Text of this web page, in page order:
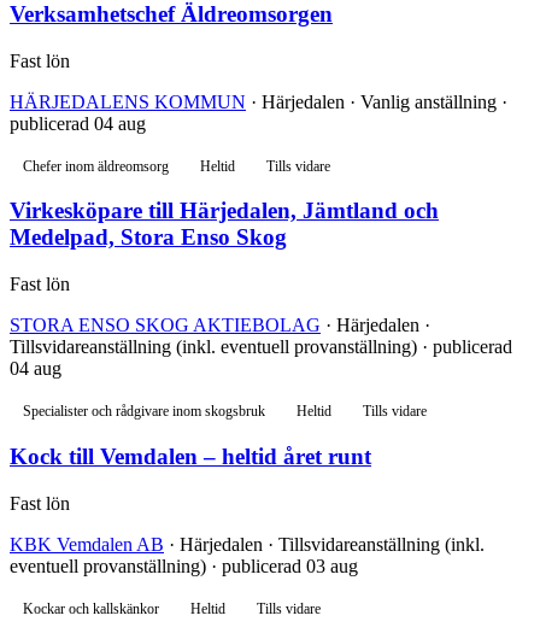
Verksamhetschef Äldreomsorgen
Fast lön
HÄRJEDALENS KOMMUN · Härjedalen · Vanlig anställning ·
publicerad 04 aug
Chefer inom äldreomsorg Heltid Tills vidare
Virkesköpare till Härjedalen, Jämtland och
Medelpad, Stora Enso Skog
Fast lön
STORA ENSO SKOG AKTIEBOLAG · Härjedalen ·
Tillsvidareanställning (inkl. eventuell provanställning) · publicerad
04 aug
Specialister och rådgivare inom skogsbruk Heltid Tills vidare
Kock till Vemdalen – heltid året runt
Fast lön
KBK Vemdalen AB · Härjedalen · Tillsvidareanställning (inkl.
eventuell provanställning) · publicerad 03 aug
Kockar och kallskänkor Heltid Tills vidare